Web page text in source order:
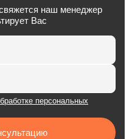
наш менеджер
Вас
персональных